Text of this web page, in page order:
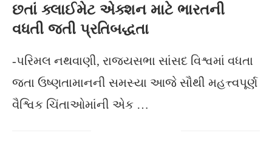
છતાં ક્લાઈમેટ એક્શન માટે ભારતની
વધતી જતી પ્રતિબદ્ધતા
-પરિમલ નથવાણી, રાજ્યસભા સાંસદ વિશ્વમાં વધતા
જતા ઉષ્ણતામાનની સમસ્યા આજે સૌથી મહત્ત્વપૂર્ણ
વૈશ્વિક ચિંતાઓમાંની એક …